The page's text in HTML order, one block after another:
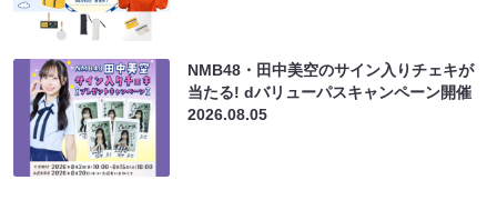
NMB48・田中美空のサイン入りチェキが
当たる! dバリューパスキャンペーン開催
2026.08.05